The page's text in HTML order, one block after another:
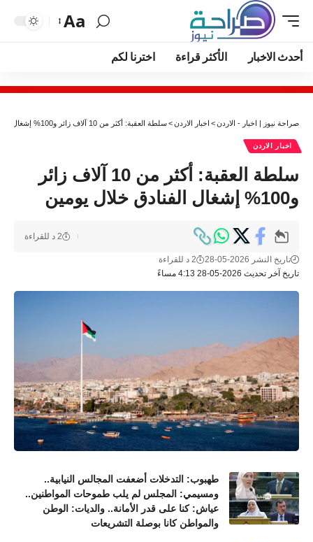
Aa
أحدث الاخبار الأكثر قراءة اخترنا لكم
صراحة نيوز | اخبار - الاردن> اخبار الاردن>سلطة العقبة: أكثر من 10 آلاف زائر و100% إشغال الفنادق خلال يومين
اخبار الاردن
سلطة العقبة: أكثر من 10 آلاف زائر
و100% إشغال الفنادق خلال يومين
تاريخ آخر تحديث 2026-05-28 4:13 مساءً
تاريخ النشر 2026-05-28 2 د للقراءة
2 د للقراءة
طهبوب: التدخلات أضعفت المجالس النيابية..
ومسيمي: المجلس لم يلب طموحات المواطنين..
عياش: كنا على قدر الأمانة.. والديات: الوطن
والمواطن كانا بوصلة التشريعات